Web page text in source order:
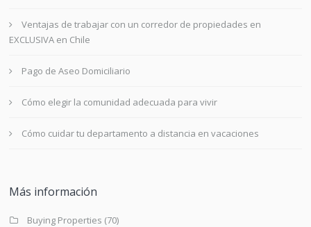
Ventajas de trabajar con un corredor de propiedades en
EXCLUSIVA en Chile
Pago de Aseo Domiciliario
Cómo elegir la comunidad adecuada para vivir
Cómo cuidar tu departamento a distancia en vacaciones
Más información
Buying Properties (70)